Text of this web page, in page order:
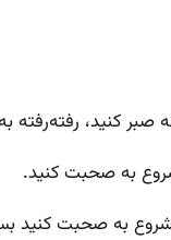
به صحبت کنید